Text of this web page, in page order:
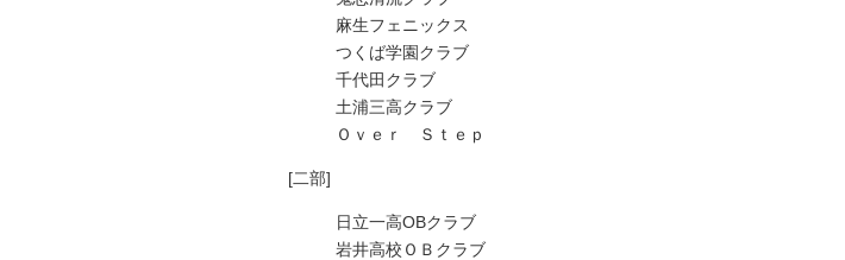
麻生フェニックス
つくば学園クラブ
千代田クラブ
土浦三高クラブ
Ｏｖｅｒ Ｓｔｅｐ
[二部]
日立一高OBクラブ
岩井高校ＯＢクラブ